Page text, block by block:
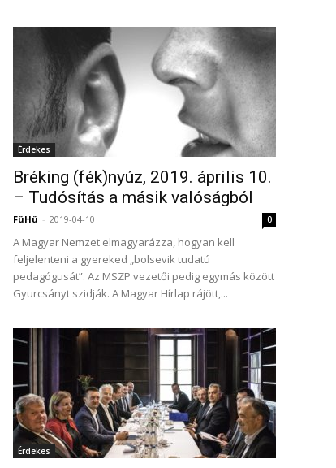
Érdekes
Bréking (fék)nyúz, 2019. április 10.
– Tudósítás a másik valóságból
FüHü - 2019-04-10 0
A Magyar Nemzet elmagyarázza, hogyan kell
feljelenteni a gyereked „bolsevik tudatú
pedagógusát”. Az MSZP vezetői pedig egymás között
Gyurcsányt szidják. A Magyar Hírlap rájött,...
Érdekes